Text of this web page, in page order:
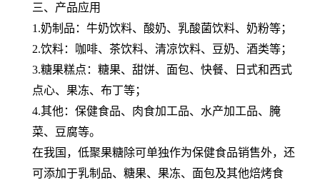
三、产品应用
1.奶制品：牛奶饮料、酸奶、乳酸菌饮料、奶粉等；
2.饮料：咖啡、茶饮料、清凉饮料、豆奶、酒类等；
3.糖果糕点：糖果、甜饼、面包、快餐、日式和西式
点心、果冻、布丁等；
4.其他：保健食品、肉食加工品、水产加工品、腌
菜、豆腐等。
在我国，低聚果糖除可单独作为保健食品销售外，还
可添加于乳制品、糖果、果冻、面包及其他焙烤食